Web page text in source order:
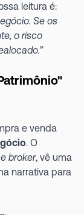
leitura é:
Se os
o risco
e venda
. O
broker, vê uma
narrativa para